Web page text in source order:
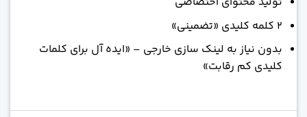
2 کلمه کلیدی «تضمینی»
بدون نیاز به لینک سازی خارجی – «ایده آل برای کلمات
کلیدی کم رقابت»